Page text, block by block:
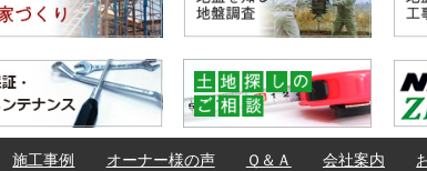
施工事例 オーナー様の声 Ｑ＆Ａ 会社案内